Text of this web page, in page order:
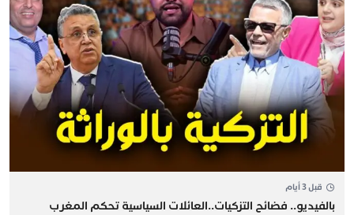
قبل 3 أيام
بالفيديو.. فضائح التزكيات..العائلات السياسية تحكم المغرب